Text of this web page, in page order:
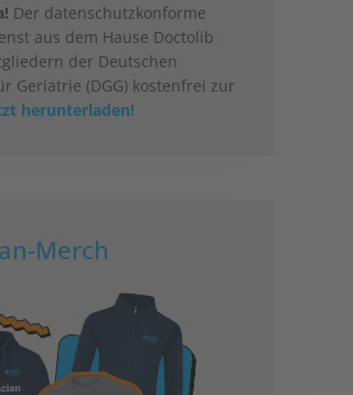
Der datenschutzkonforme
aus dem Hause Doctolib
der Deutschen
Geriatrie (DGG) kostenfrei zur
herunterladen!
Merch